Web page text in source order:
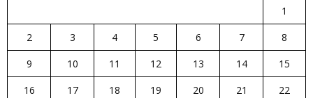
1
2
3 4 5 6 7
8
9
10 11 12 13 14
15
16
17 18 19 20 21
22